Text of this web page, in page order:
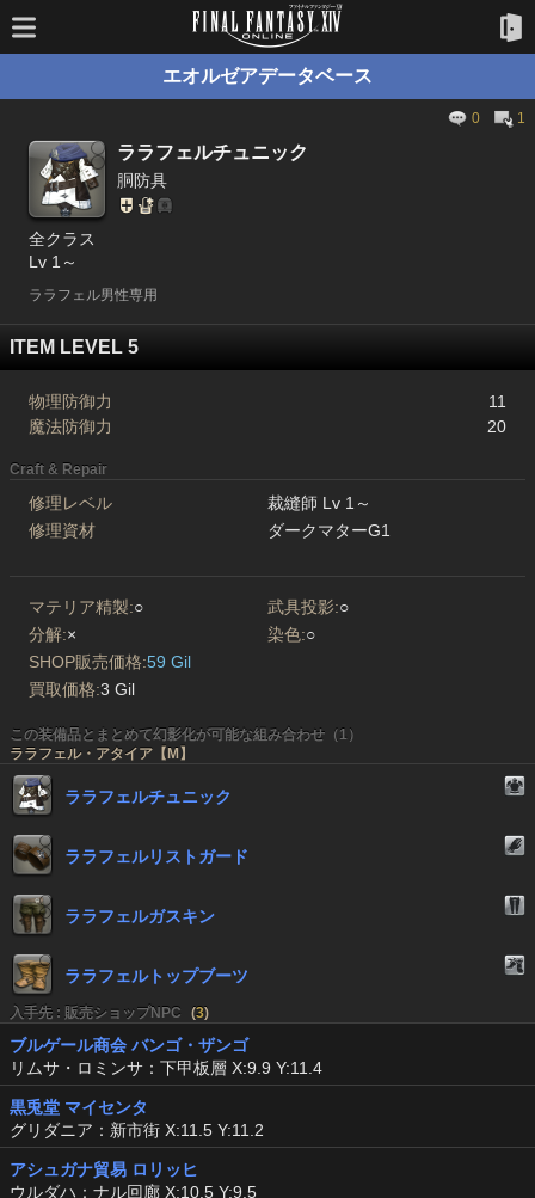
エオルゼアデータベース
0 1
ララフェルチュニック
胴防具
全クラス
Lv 1～
ララフェル男性専用
ITEM LEVEL 5
物理防御力
11
魔法防御力
20
Craft & Repair
修理レベル
裁縫師 Lv 1～
修理資材
ダークマターG1
マテリア精製:○ 武具投影:○
分解:× 染色:○
SHOP販売価格:59 Gil
買取価格:3 Gil
この装備品とまとめて幻影化が可能な組み合わせ（1）
ララフェル・アタイア【M】
ララフェルチュニック
ララフェルリストガード
ララフェルガスキン
ララフェルトップブーツ
入手先 : 販売ショップNPC (3)
ブルゲール商会 バンゴ・ザンゴ
リムサ・ロミンサ：下甲板層 X:9.9 Y:11.4
黒兎堂 マイセンタ
グリダニア：新市街 X:11.5 Y:11.2
アシュガナ貿易 ロリッヒ
ウルダハ：ナル回廊 X:10.5 Y:9.5